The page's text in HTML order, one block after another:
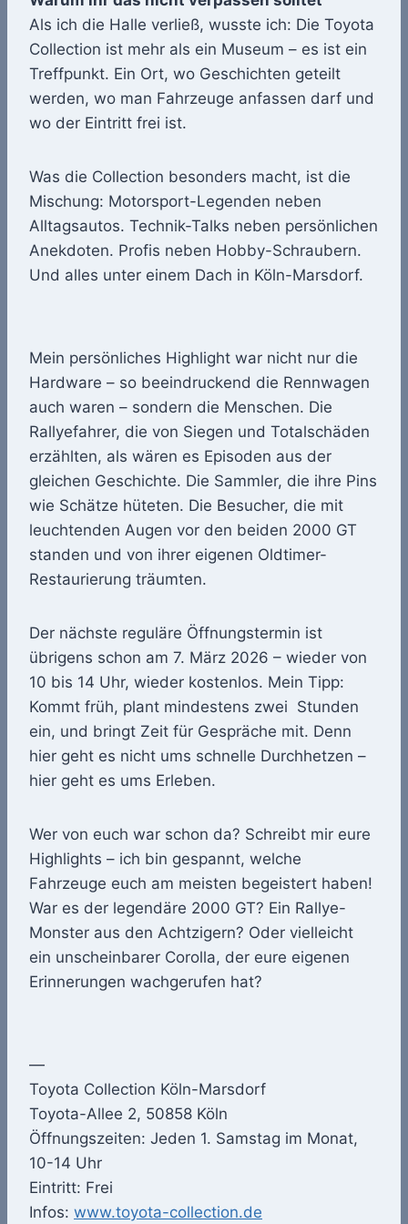
Als ich die Halle verließ, wusste ich: Die Toyota
Collection ist mehr als ein Museum – es ist ein
Treffpunkt. Ein Ort, wo Geschichten geteilt
werden, wo man Fahrzeuge anfassen darf und
wo der Eintritt frei ist.
Was die Collection besonders macht, ist die
Mischung: Motorsport-Legenden neben
Alltagsautos. Technik-Talks neben persönlichen
Anekdoten. Profis neben Hobby-Schraubern.
Und alles unter einem Dach in Köln-Marsdorf.
Mein persönliches Highlight war nicht nur die
Hardware – so beeindruckend die Rennwagen
auch waren – sondern die Menschen. Die
Rallyefahrer, die von Siegen und Totalschäden
erzählten, als wären es Episoden aus der
gleichen Geschichte. Die Sammler, die ihre Pins
wie Schätze hüteten. Die Besucher, die mit
leuchtenden Augen vor den beiden 2000 GT
standen und von ihrer eigenen Oldtimer-
Restaurierung träumten.
Der nächste reguläre Öffnungstermin ist
übrigens schon am 7. März 2026 – wieder von
10 bis 14 Uhr, wieder kostenlos. Mein Tipp:
Kommt früh, plant mindestens zwei Stunden
ein, und bringt Zeit für Gespräche mit. Denn
hier geht es nicht ums schnelle Durchhetzen –
hier geht es ums Erleben.
Wer von euch war schon da? Schreibt mir eure
Highlights – ich bin gespannt, welche
Fahrzeuge euch am meisten begeistert haben!
War es der legendäre 2000 GT? Ein Rallye-
Monster aus den Achtzigern? Oder vielleicht
ein unscheinbarer Corolla, der eure eigenen
Erinnerungen wachgerufen hat?
—
Toyota Collection Köln-Marsdorf
Toyota-Allee 2, 50858 Köln
Öffnungszeiten: Jeden 1. Samstag im Monat,
10-14 Uhr
Eintritt: Frei
Infos: www.toyota-collection.de